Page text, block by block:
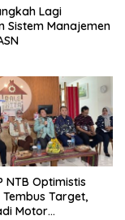
Lagi
Sistem Manajemen
NTB Optimistis
Target,
Motor